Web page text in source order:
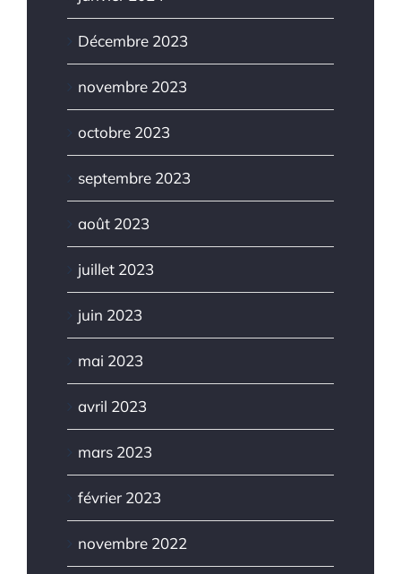
Décembre 2023
novembre 2023
octobre 2023
septembre 2023
août 2023
juillet 2023
juin 2023
mai 2023
avril 2023
mars 2023
février 2023
novembre 2022